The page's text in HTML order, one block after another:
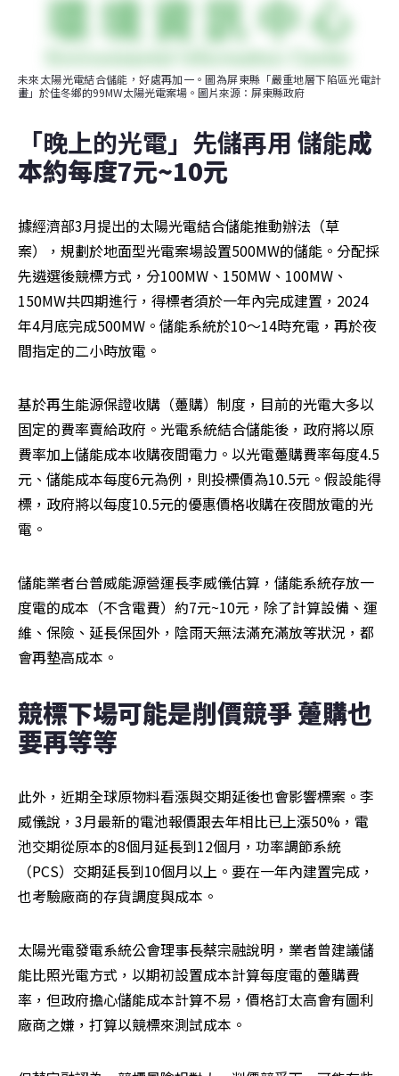
未來太陽光電結合儲能，好處再加一。圖為屏東縣「嚴重地層下陷區光電計
畫」於佳冬鄉的99MW太陽光電案場。圖片來源：屏東縣政府
「晚上的光電」先儲再用 儲能成
本約每度7元~10元
據經濟部3月提出的太陽光電結合儲能推動辦法（草
案），規劃於地面型光電案場設置500MW的儲能。分配採
先遴選後競標方式，分100MW、150MW、100MW、
150MW共四期進行，得標者須於一年內完成建置，2024
年4月底完成500MW。儲能系統於10～14時充電，再於夜
間指定的二小時放電。
基於再生能源保證收購（躉購）制度，目前的光電大多以
固定的費率賣給政府。光電系統結合儲能後，政府將以原
費率加上儲能成本收購夜間電力。以光電躉購費率每度4.5
元、儲能成本每度6元為例，則投標價為10.5元。假設能得
標，政府將以每度10.5元的優惠價格收購在夜間放電的光
電。
儲能業者台普威能源營運長李威儀估算，儲能系統存放一
度電的成本（不含電費）約7元~10元，除了計算設備、運
維、保險、延長保固外，陰雨天無法滿充滿放等狀況，都
會再墊高成本。
競標下場可能是削價競爭 躉購也
要再等等
此外，近期全球原物料看漲與交期延後也會影響標案。李
威儀說，3月最新的電池報價跟去年相比已上漲50%，電
池交期從原本的8個月延長到12個月，功率調節系統
（PCS）交期延長到10個月以上。要在一年內建置完成，
也考驗廠商的存貨調度與成本。
太陽光電發電系統公會理事長蔡宗融說明，業者曾建議儲
能比照光電方式，以期初設置成本計算每度電的躉購費
率，但政府擔心儲能成本計算不易，價格訂太高會有圖利
廠商之嫌，打算以競標來測試成本。